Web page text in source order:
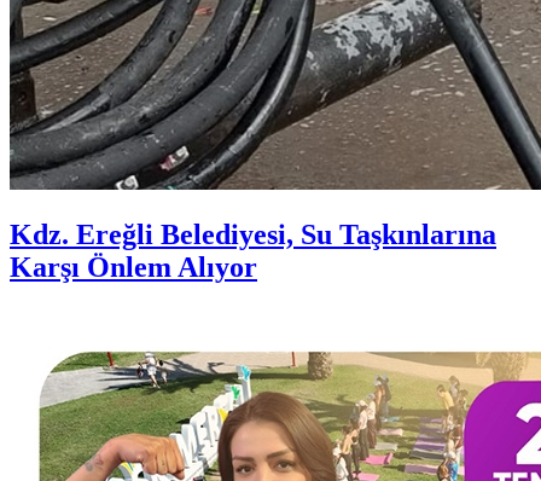
Kdz. Ereğli Belediyesi, Su Taşkınlarına
Karşı Önlem Alıyor